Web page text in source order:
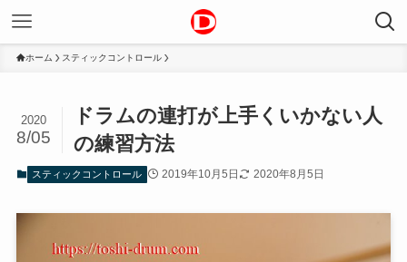
ホーム スティックコントロール
ドラムの連打が上手くいかない人
の練習方法
2020
8/05
スティックコントロール 2019年10月5日 2020年8月5日